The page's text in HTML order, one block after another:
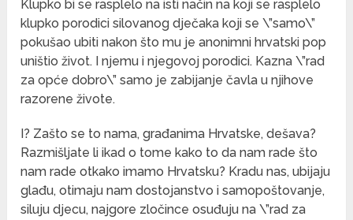
Klupko bi se rasplelo na isti način na koji se rasplelo
klupko porodici silovanog dječaka koji se \”samo\”
pokušao ubiti nakon što mu je anonimni hrvatski pop
uništio život. I njemu i njegovoj porodici. Kazna \”rad
za opće dobro\” samo je zabijanje čavla u njihove
razorene živote.
I? Zašto se to nama, građanima Hrvatske, dešava?
Razmišljate li ikad o tome kako to da nam rade što
nam rade otkako imamo Hrvatsku? Kradu nas, ubijaju
glađu, otimaju nam dostojanstvo i samopoštovanje,
siluju djecu, najgore zločince osuđuju na \”rad za